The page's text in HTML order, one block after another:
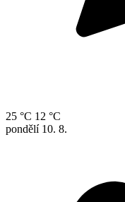
25 °C 12 °C
pondělí 10. 8.